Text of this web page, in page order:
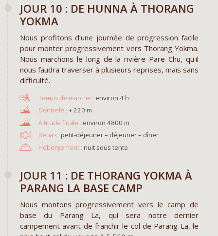
JOUR 10 : DE HUNNA À THORANG
YOKMA
Nous profitons d’une journée de progression facile
pour monter progressivement vers Thorang Yokma.
Nous marchons le long de la rivière Pare Chu, qu'il
nous faudra traverser à plusieurs reprises, mais sans
difficulté.
environ 4 h
+ 220 m
environ 4800 m
Repas : petit-déjeuner – déjeuner – dîner
Hébergement : nuit sous tente
JOUR 11 : DE THORANG YOKMA À
PARANG LA BASE CAMP
Nous montons progressivement vers le camp de
base du Parang La, qui sera notre dernier
campement avant de franchir le col de Parang La, le